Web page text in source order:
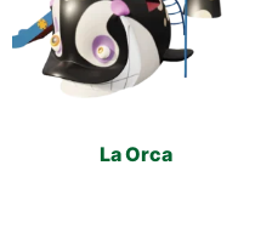
La Orca